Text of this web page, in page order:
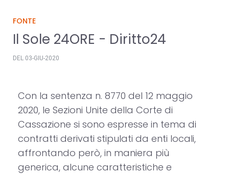
FONTE
Il Sole 24ORE - Diritto24
DEL 03-GIU-2020
Con la sentenza n. 8770 del 12 maggio
2020, le Sezioni Unite della Corte di
Cassazione si sono espresse in tema di
contratti derivati stipulati da enti locali,
affrontando però, in maniera più
generica, alcune caratteristiche e